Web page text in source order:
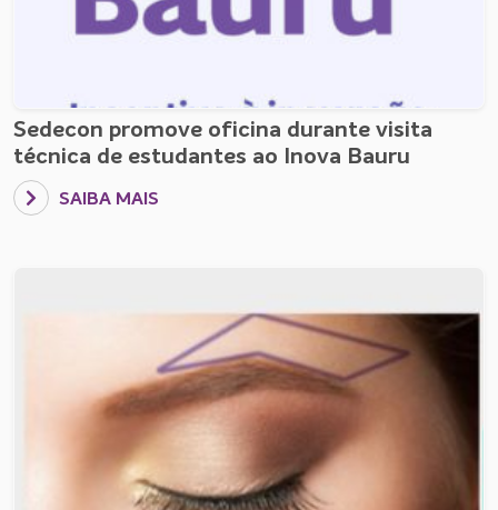
Sedecon promove oficina durante visita
técnica de estudantes ao Inova Bauru
SAIBA MAIS